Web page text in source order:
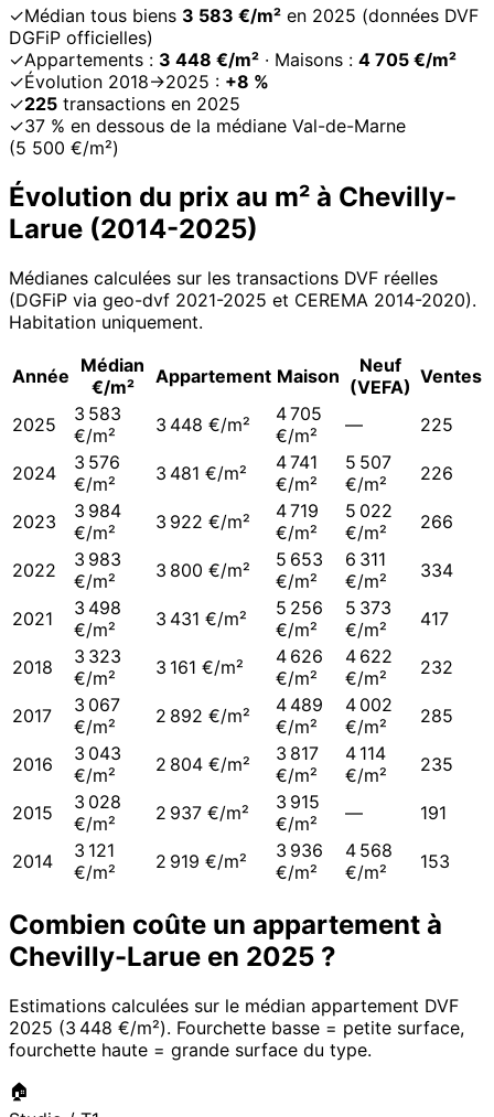
✓Médian tous biens 3 583 €/m² en 2025 (données DVF
DGFiP officielles)
✓Appartements : 3 448 €/m² · Maisons : 4 705 €/m²
✓Évolution 2018→2025 : +8 %
✓225 transactions en 2025
✓37 % en dessous de la médiane Val-de-Marne
(5 500 €/m²)
Évolution du prix au m² à Chevilly-
Larue (2014-2025)
Médianes calculées sur les transactions DVF réelles
(DGFiP via geo-dvf 2021-2025 et CEREMA 2014-2020).
Habitation uniquement.
Année Médian
€/m²
Appartement Maison
Neuf
(VEFA) Ventes
2025
3 583
€/m²
3 448 €/m²
4 705
€/m²
— 225
2024
3 576
€/m²
3 481 €/m²
4 741
€/m²
5 507
€/m²
226
2023
3 984
€/m²
3 922 €/m²
4 719
€/m²
5 022
€/m²
266
2022
3 983
€/m²
3 800 €/m²
5 653
€/m²
6 311
€/m²
334
2021
3 498
€/m²
3 431 €/m²
5 256
€/m²
5 373
€/m²
417
2018
3 323
€/m²
3 161 €/m²
4 626
€/m²
4 622
€/m²
232
2017
3 067
€/m²
2 892 €/m²
4 489
€/m²
4 002
€/m²
285
2016
3 043
€/m²
2 804 €/m²
3 817
€/m²
4 114
€/m²
235
2015
3 028
€/m²
2 937 €/m²
3 915
€/m²
— 191
2014
3 121
€/m²
2 919 €/m²
3 936
€/m²
4 568
€/m²
153
Combien coûte un appartement à
Chevilly-Larue en 2025 ?
Estimations calculées sur le médian appartement DVF
2025 (3 448 €/m²). Fourchette basse = petite surface,
fourchette haute = grande surface du type.
🏠